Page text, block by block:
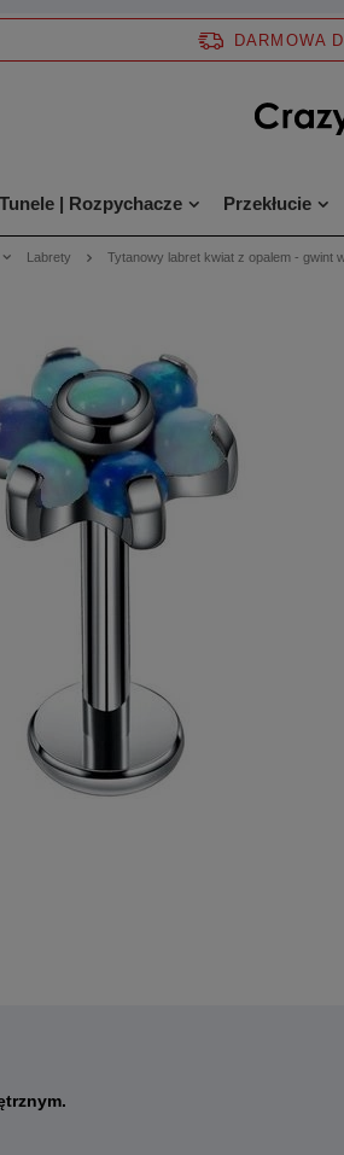
DARMOWA
Tunele | Rozpychacze Przekłucie
Labrety Tytanowy labret kwiat z opalem - gwint